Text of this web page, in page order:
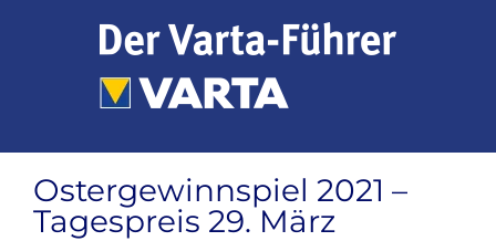
Ostergewinnspiel 2021 –
Tagespreis 29. März